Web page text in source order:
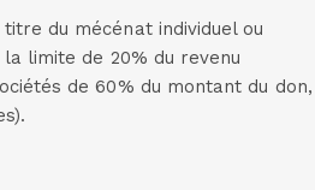
du mécénat individuel ou
limite de 20% du revenu
de 60% du montant du don,